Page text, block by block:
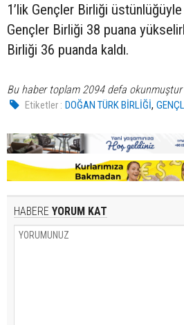
1’lik Gençler Birliği
Gençler Birliği 38 puana
Birliği 36 puanda kaldı.
Bu haber toplam 2094 defa okunmuştur
Etiketler : DOĞAN TÜRK BİRLİĞİ,
HABERE YORUM KAT